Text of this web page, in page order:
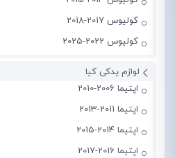
کولیوس 2017-2018
کولیوس 2022-2025
لوازم یدکی کیا
اپتیما 2006-2010
اپتیما 2011-2013
اپتیما 2014-2015
اپتیما 2016-2017